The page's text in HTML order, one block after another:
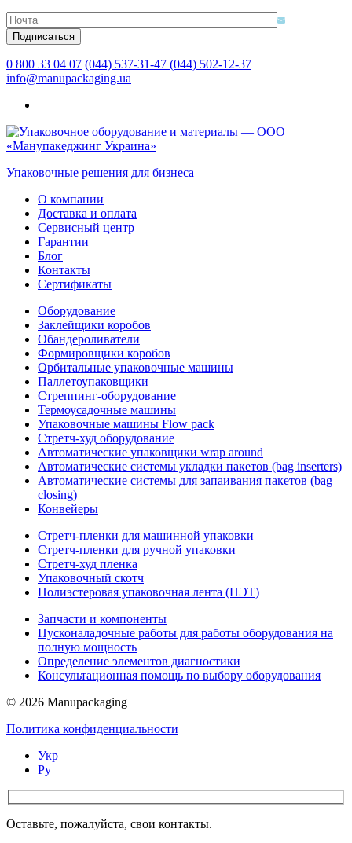
0 800 33 04 07 (044) 537-31-47 (044) 502-12-37
info@manupackaging.ua
Упаковочные решения для бизнеса
О компании
Доставка и оплата
Сервисный центр
Гарантии
Блог
Контакты
Сертификаты
Оборудование
Заклейщики коробов
Обандероливатели
Формировщики коробов
Орбитальные упаковочные машины
Паллетоупаковщики
Стреппинг-оборудование
Термоусадочные машины
Упаковочные машины Flow pack
Стретч-худ оборудование
Автоматические упаковщики wrap around
Автоматические системы укладки пакетов (bag inserters)
Автоматические системы для запаивания пакетов (bag
closing)
Конвейеры
Стретч-пленки для машинной упаковки
Стретч-пленки для ручной упаковки
Стретч-худ пленка
Упаковочный скотч
Полиэстеровая упаковочная лента (ПЭТ)
Запчасти и компоненты
Пусконаладочные работы для работы оборудования на
полную мощность
Определение элементов диагностики
Консультационная помощь по выбору оборудования
© 2026 Manupackaging
Политика конфиденциальности
Укр
Ру
Оставьте, пожалуйста, свои контакты.